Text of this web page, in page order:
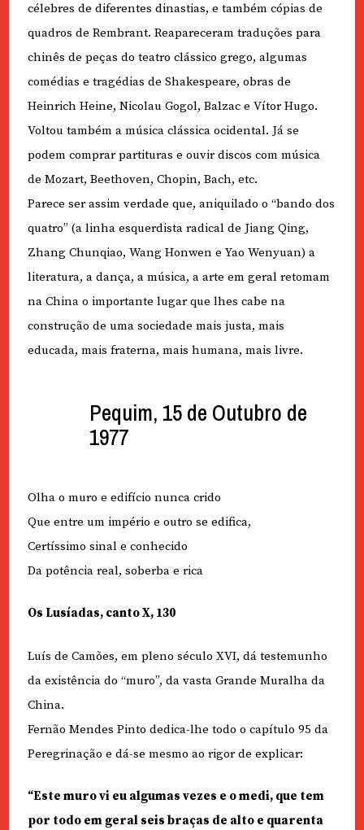
célebres de diferentes dinastias, e também cópias de
quadros de Rembrant. Reapareceram traduções para
chinês de peças do teatro clássico grego, algumas
comédias e tragédias de Shakespeare, obras de
Heinrich Heine, Nicolau Gogol, Balzac e Vítor Hugo.
Voltou também a música clássica ocidental. Já se
podem comprar partituras e ouvir discos com música
de Mozart, Beethoven, Chopin, Bach, etc.
Parece ser assim verdade que, aniquilado o “bando dos
quatro” (a linha esquerdista radical de Jiang Qing,
Zhang Chunqiao, Wang Honwen e Yao Wenyuan) a
literatura, a dança, a música, a arte em geral retomam
na China o importante lugar que lhes cabe na
construção de uma sociedade mais justa, mais
educada, mais fraterna, mais humana, mais livre.
Pequim, 15 de Outubro de
1977
Olha o muro e edifício nunca crido
Que entre um império e outro se edifica,
Certíssimo sinal e conhecido
Da potência real, soberba e rica
Os Lusíadas, canto X, 130
Luís de Camões, em pleno século XVI, dá testemunho
da existência do “muro”, da vasta Grande Muralha da
China.
Fernão Mendes Pinto dedica-lhe todo o capítulo 95 da
Peregrinação e dá-se mesmo ao rigor de explicar:
“Este muro vi eu algumas vezes e o medi, que tem
por todo em geral seis braças de alto e quarenta